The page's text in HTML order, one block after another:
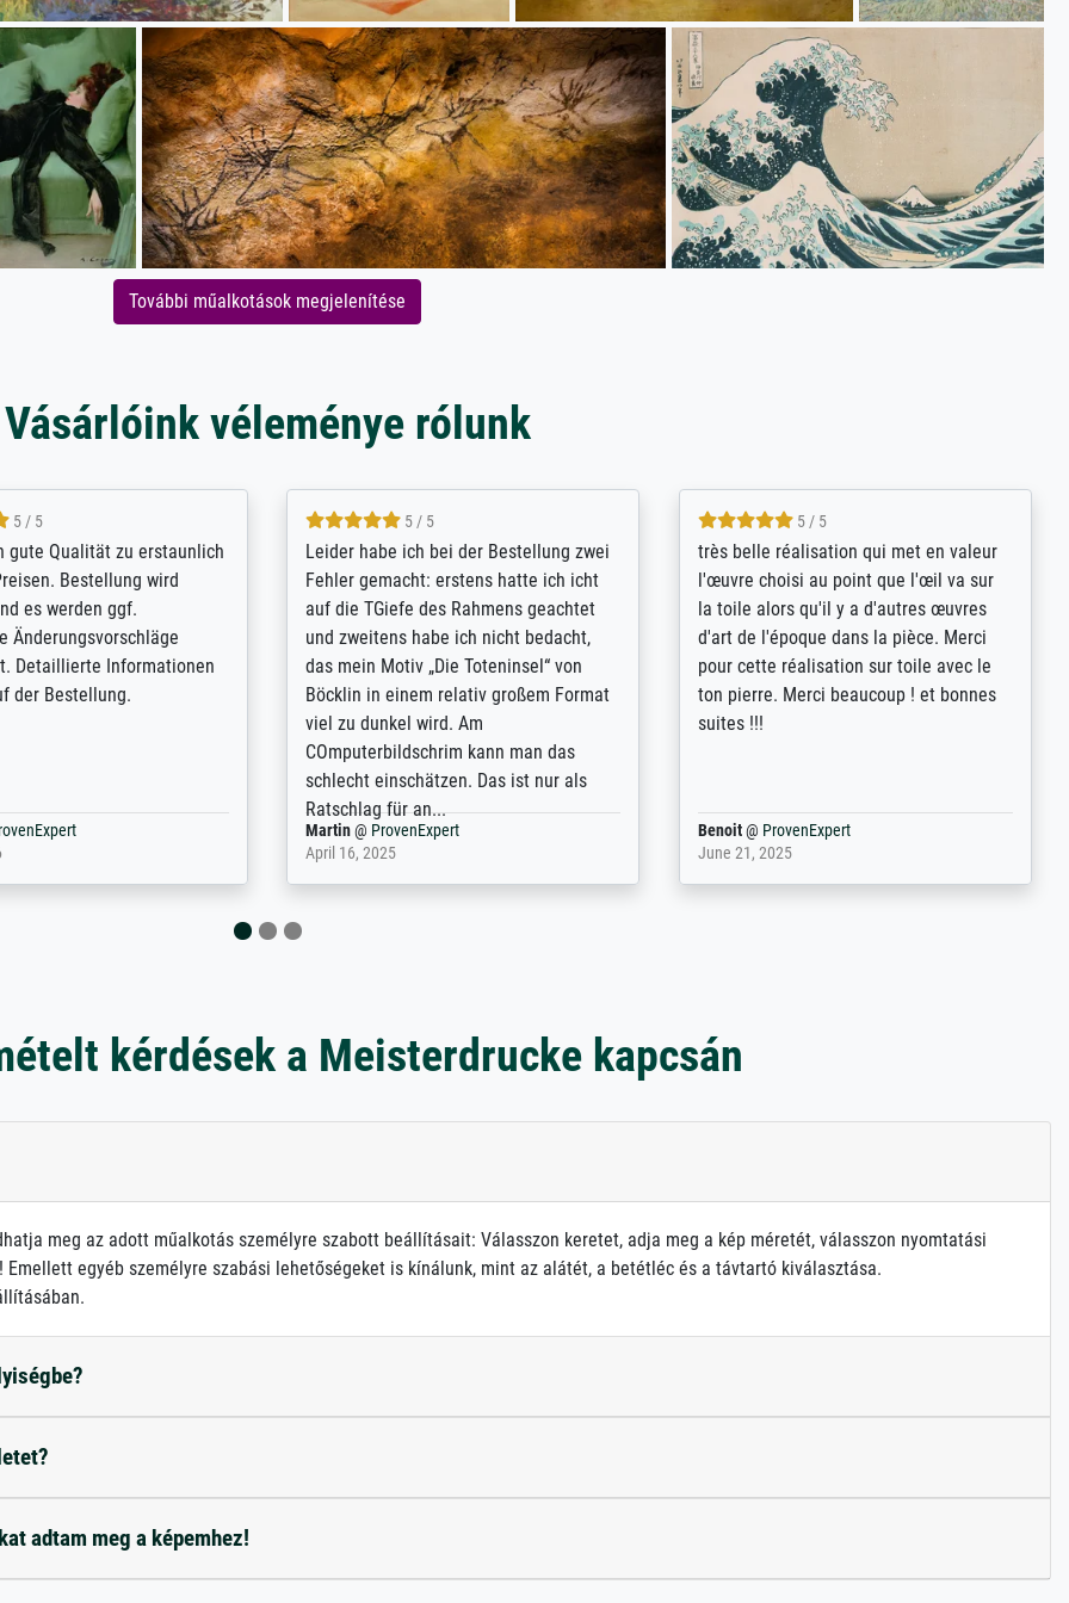
További műalkotások megjelenítése
Vásárlóink véleménye rólunk
5 / 5
recommended. The
and payment process
was efficient and
exceeds expectations. I
the UK and found the site
a specific print - I am very
5 / 5
The team at Meisterdrucke strives to
meet its clients demands, and provides
expert advice on how to obtain the best
results for the prints requested by the
client. The company has a vast
repertoire of prints to choose from, and
will provide excellent service also with
regards to prints which are not in that
repertoire. Highly recommended!
Anonym@ProvenExpert
April 22, 2026
5 / 5
eine große Auswahl an Bildern und
deren Reproduktionsmöglichkeiten;
wurde sehr gut durch die einzelnen
Bestellkriterien geführt, verständliche
Erklärungen, z.B. mit Bilddarstellungen,
werde auf jeden Fall meine guten
Erfahrungen weitergeben.
Anonym@ProvenExpert
May 13, 2026
kérdések a Meisterdrucke kapcsán
meg az adott műalkotás személyre szabott beállításait: Válasszon keretet, adja meg a kép méretét, válasszon nyomtatási
egyéb személyre szabási lehetőségeket is kínálunk, mint az alátét, a betétléc és a távtartó kiválasztása.
adtam meg a képemhez!